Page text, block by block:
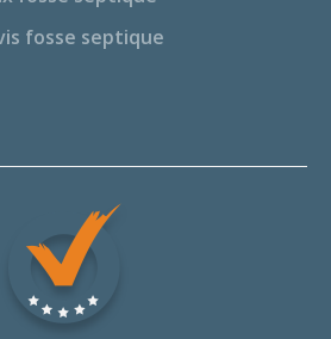
fosse septique